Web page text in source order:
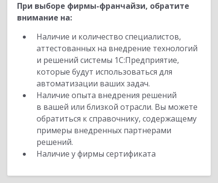
При выборе фирмы-франчайзи, обратите
внимание на:
Наличие и количество специалистов,
аттестованных на внедрение технологий
и решений системы 1С:Предприятие,
которые будут использоваться для
автоматизации ваших задач.
Наличие опыта внедрения решений
в вашей или близкой отрасли. Вы можете
обратиться к справочнику, содержащему
примеры внедренных партнерами
решений.
Наличие у фирмы сертификата